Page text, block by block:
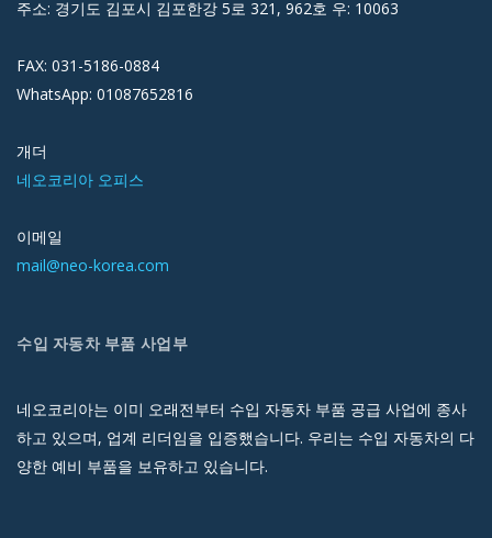
주소: 경기도 김포시 김포한강 5로 321, 962호 우: 10063
FAX: 031-5186-0884
WhatsApp: 01087652816
개더
네오코리아 오피스
이메일
mail@neo-korea.com
수입 자동차 부품 사업부
네오코리아는 이미 오래전부터 수입 자동차 부품 공급 사업에 종사
하고 있으며, 업계 리더임을 입증했습니다. 우리는 수입 자동차의 다
양한 예비 부품을 보유하고 있습니다.